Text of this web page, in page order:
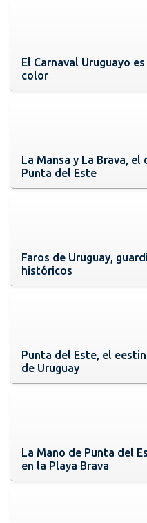
El Carnaval Uruguayo
color
La Mansa y La Brava,
Punta del Este
Faros de Uruguay,
históricos
Punta del Este, el
de Uruguay
La Mano de Punta del
en la Playa Brava